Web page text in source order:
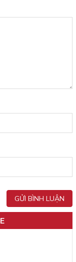
GỬI BÌNH LUẬN